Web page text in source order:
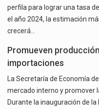
perfila para lograr una tasa
el año 2024, la estimación
crecerá…
Promueven
importaciones
La Secretaría de Economía
mercado interno y promover
Durante la inauguración de